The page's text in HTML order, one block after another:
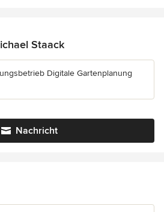
Staack
Digitale Gartenplanung
Nachricht